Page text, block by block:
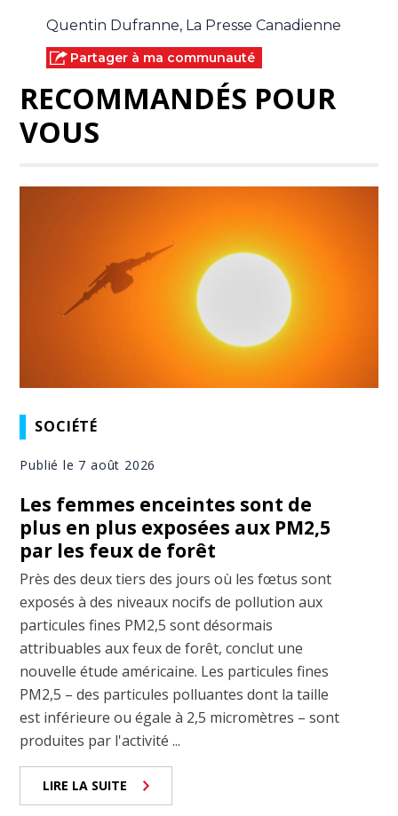
Quentin Dufranne, La Presse Canadienne
Partager à ma communauté
RECOMMANDÉS POUR
VOUS
SOCIÉTÉ
Publié le 7 août 2026
Les femmes enceintes sont de
plus en plus exposées aux PM2,5
par les feux de forêt
Près des deux tiers des jours où les fœtus sont
exposés à des niveaux nocifs de pollution aux
particules fines PM2,5 sont désormais
attribuables aux feux de forêt, conclut une
nouvelle étude américaine. Les particules fines
PM2,5 – des particules polluantes dont la taille
est inférieure ou égale à 2,5 micromètres – sont
produites par l'activité ...
LIRE LA SUITE